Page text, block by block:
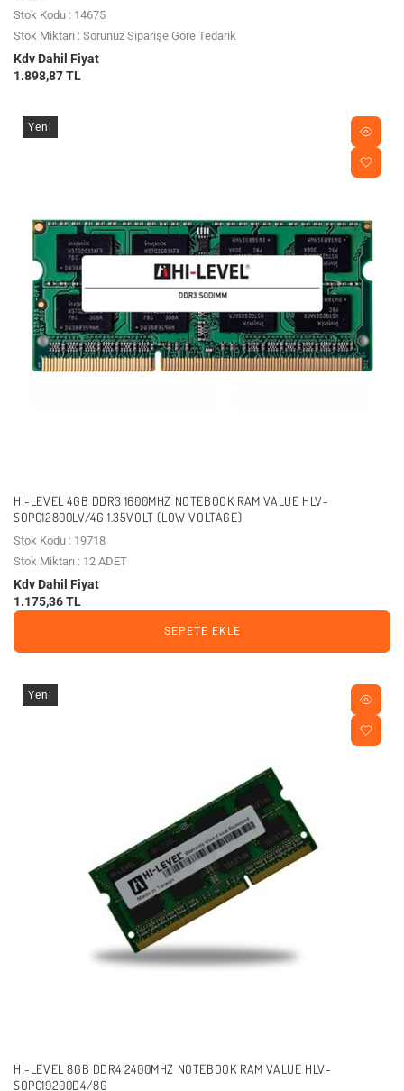
Stok Kodu : 14675
Stok Miktarı : Sorunuz Siparişe Göre Tedarik
Kdv Dahil Fiyat
1.898,87 TL
Yeni
HI-LEVEL 4GB DDR3 1600MHZ NOTEBOOK RAM VALUE HLV-
SOPC12800LV/4G 1.35VOLT (LOW VOLTAGE)
Stok Kodu : 19718
Stok Miktarı : 12 ADET
Kdv Dahil Fiyat
1.175,36 TL
SEPETE EKLE
Yeni
HI-LEVEL 8GB DDR4 2400MHZ NOTEBOOK RAM VALUE HLV-
SOPC19200D4/8G